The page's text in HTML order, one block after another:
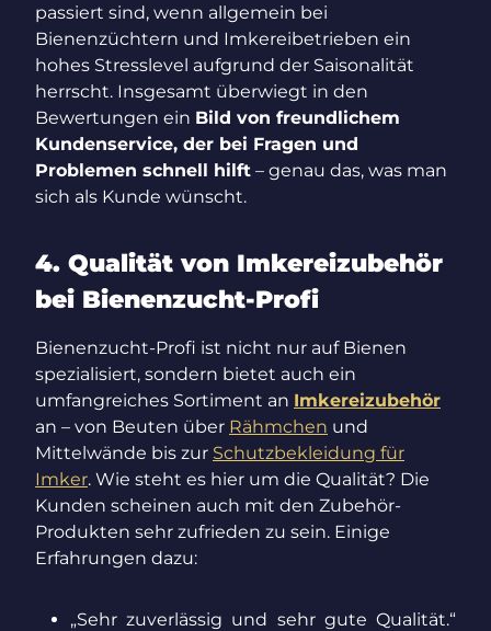
passiert sind, wenn allgemein bei
Bienenzüchtern und Imkereibetrieben ein
hohes Stresslevel aufgrund der Saisonalität
herrscht. Insgesamt überwiegt in den
Bewertungen ein Bild von freundlichem
Kundenservice, der bei Fragen und
Problemen schnell hilft – genau das, was man
sich als Kunde wünscht.
4. Qualität von Imkereizubehör
bei Bienenzucht-Profi
Bienenzucht-Profi ist nicht nur auf Bienen
spezialisiert, sondern bietet auch ein
umfangreiches Sortiment an Imkereizubehör
an – von Beuten über Rähmchen und
Mittelwände bis zur Schutzbekleidung für
Imker. Wie steht es hier um die Qualität? Die
Kunden scheinen auch mit den Zubehör-
Produkten sehr zufrieden zu sein. Einige
Erfahrungen dazu:
„Sehr zuverlässig und sehr gute Qualität.“